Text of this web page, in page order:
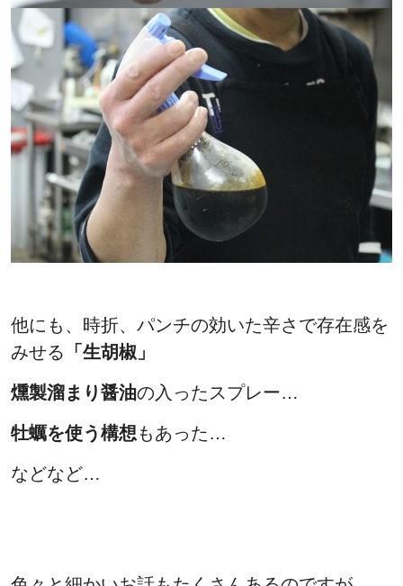
他にも、時折、パンチの効いた辛さで存在感を
みせる 「生胡椒」
燻製溜まり醤油の入ったスプレー…
牡蠣を使う構想もあった…
などなど…